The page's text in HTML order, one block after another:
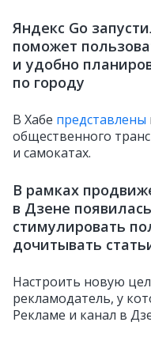
Яндекс Go
поможет
и удобно
по городу
В Хабе представлены
общественного
и самокатах.
В рамках
в Дзене
стимулировать
дочитывать
Настроить новую
рекламодатель, у
Рекламе и канал в